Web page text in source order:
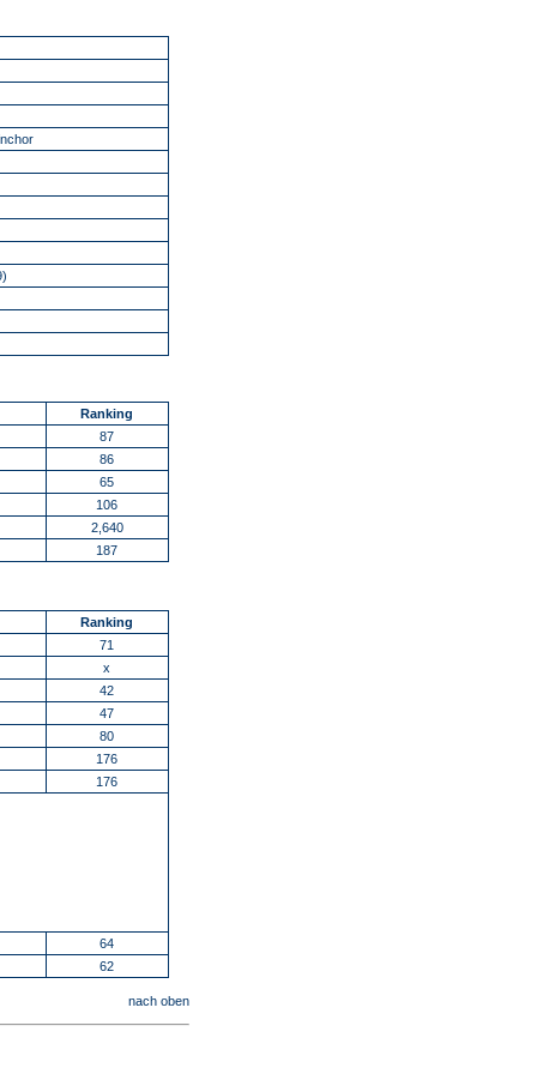
Ranking
87
86
65
106
2,640
187
Ranking
71
x
42
47
80
176
176
64
62
nach oben